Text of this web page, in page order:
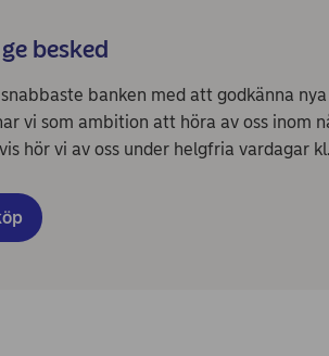
besked
banken med att godkänna
vi som ambition att höra av oss inom
hör vi av oss under helgfria vardagar